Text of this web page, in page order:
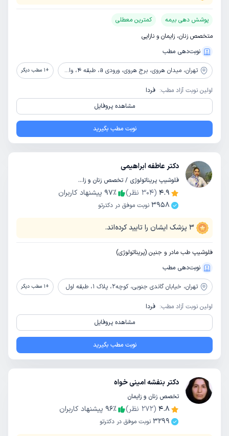
پوشش دهی بیمه
کمترین معطلی
متخصص زنان، زایمان و نازایی
نوبت‌دهی مطب
تهران، میدان هروی، برج هروی، ورودی a، طبقه 4، واحد 404 +
1 مطب دیگر
اولین نوبت آزاد مطب: فردا
مشاهده پروفایل
نوبت مطب بگیرید
دکتر عاطفه ابراهیمی
فلوشیپ پریناتولوژی / تخصص زنان و زایمان
4.9
(
304 نظر) 97٪
پیشنهاد کاربران
3958 نوبت موفق در دکترتو
3 پزشک ایشان را تایید کرده‌اند.
فلوشیپ طب مادر و جنین (پریناتولوژی)
نوبت‌دهی مطب
تهران، خیابان گاندی جنوبی، کوچه2، پلاک 1، طبقه اول +
1 مطب دیگر
اولین نوبت آزاد مطب: فردا
مشاهده پروفایل
نوبت مطب بگیرید
دکتر بنفشه امینی خواه
تخصص زنان و زایمان
4.8
(
272 نظر) 96٪
پیشنهاد کاربران
3299 نوبت موفق در دکترتو